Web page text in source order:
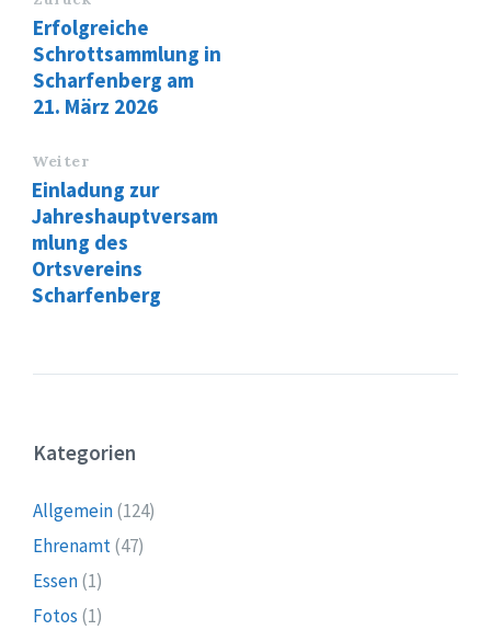
Erfolgreiche
Schrottsammlung in
Scharfenberg am
21. März 2026
Weiter
Einladung zur
Jahreshauptversam
mlung des
Ortsvereins
Scharfenberg
Kategorien
Allgemein(124)
Ehrenamt(47)
Essen(1)
Fotos (1)